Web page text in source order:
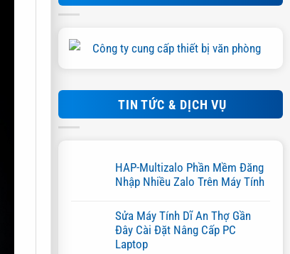
TIN TỨC & DỊCH VỤ
HAP-Multizalo Phần Mềm Đăng
Nhập Nhiều Zalo Trên Máy Tính
bình
luận
ở
HAP-
Sửa Máy Tính Dĩ An Thợ Gần
Đây Cài Đặt Nâng Cấp PC
Laptop